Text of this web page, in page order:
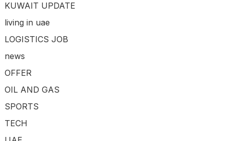
KUWAIT UPDATE
living in uae
LOGISTICS JOB
news
OFFER
OIL AND GAS
SPORTS
TECH